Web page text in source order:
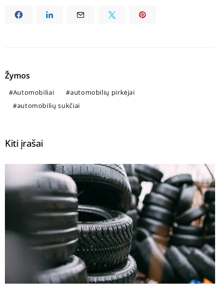
Žymos
Automobiliai
automobilių pirkėjai
automobilių sukčiai
Kiti įrašai